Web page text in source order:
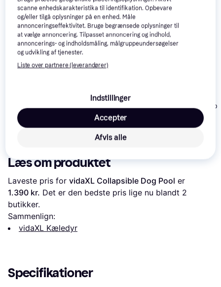
Se vores forslag til andre produkter, der matcher dine
interesser. Vis alle
Northix
Hundesvømmebassin,
Large 160
379 kr.
Trixie
Læs om produktet
Laveste pris for vidaXL Collapsible Dog Pool
1.390 kr. Det er den bedste pris lige nu blandt 2
butikker.
Sammenlign:
vidaXL Kæledyr
Specifikationer
scanne enhedskarakteristika til identifikation. Opbevare
og/eller tilgå oplysninger på en enhed. Måle
annonceringseffektivitet. Bruge begrænsede oplysninger til
at vælge annoncering. Tilpasset annoncering og indhold,
annoncerings- og indholdsmåling, målgruppeundersøgelser
og udvikling af tjenester.
Liste over partnere (leverandører)
Indstillinger
Afvis alle
Accepter